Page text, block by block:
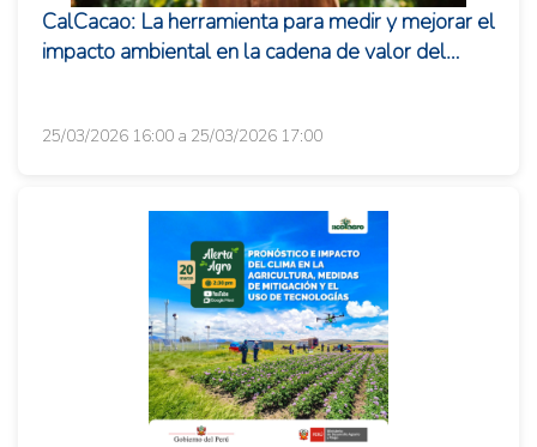
CalCacao: La herramienta para medir y mejorar el
impacto ambiental en la cadena de valor del
25/03/2026 16:00 a 25/03/2026 17:00